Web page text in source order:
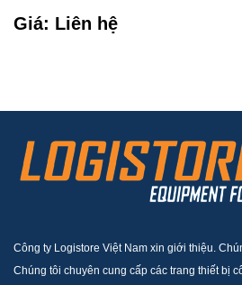
Giá: Liên hệ
Công ty Logistore Việt Nam xin giới thiệu.
Chúng tôi chuyên cung cấp các trang thiết bị